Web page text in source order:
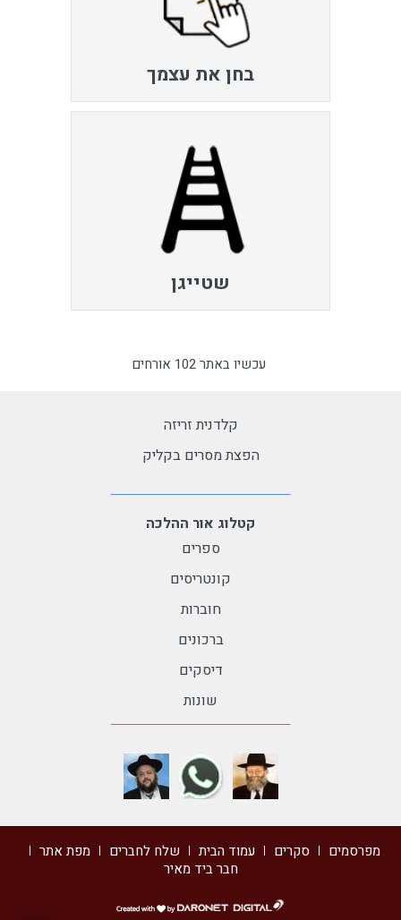
בחן את עצמך
שטייגן
עכשיו באתר 102 אורחים
קלדנית זריזה
הפצת מסרים בקליק
קטלוג אור ההלכה
ספרים
קונטריסים
חוברות
ברכונים
דיסקים
שונות
מפרסמים סקרים עמוד הבית שלח לחברים
מפת אתר
חבר ביד מאיר
דרונט